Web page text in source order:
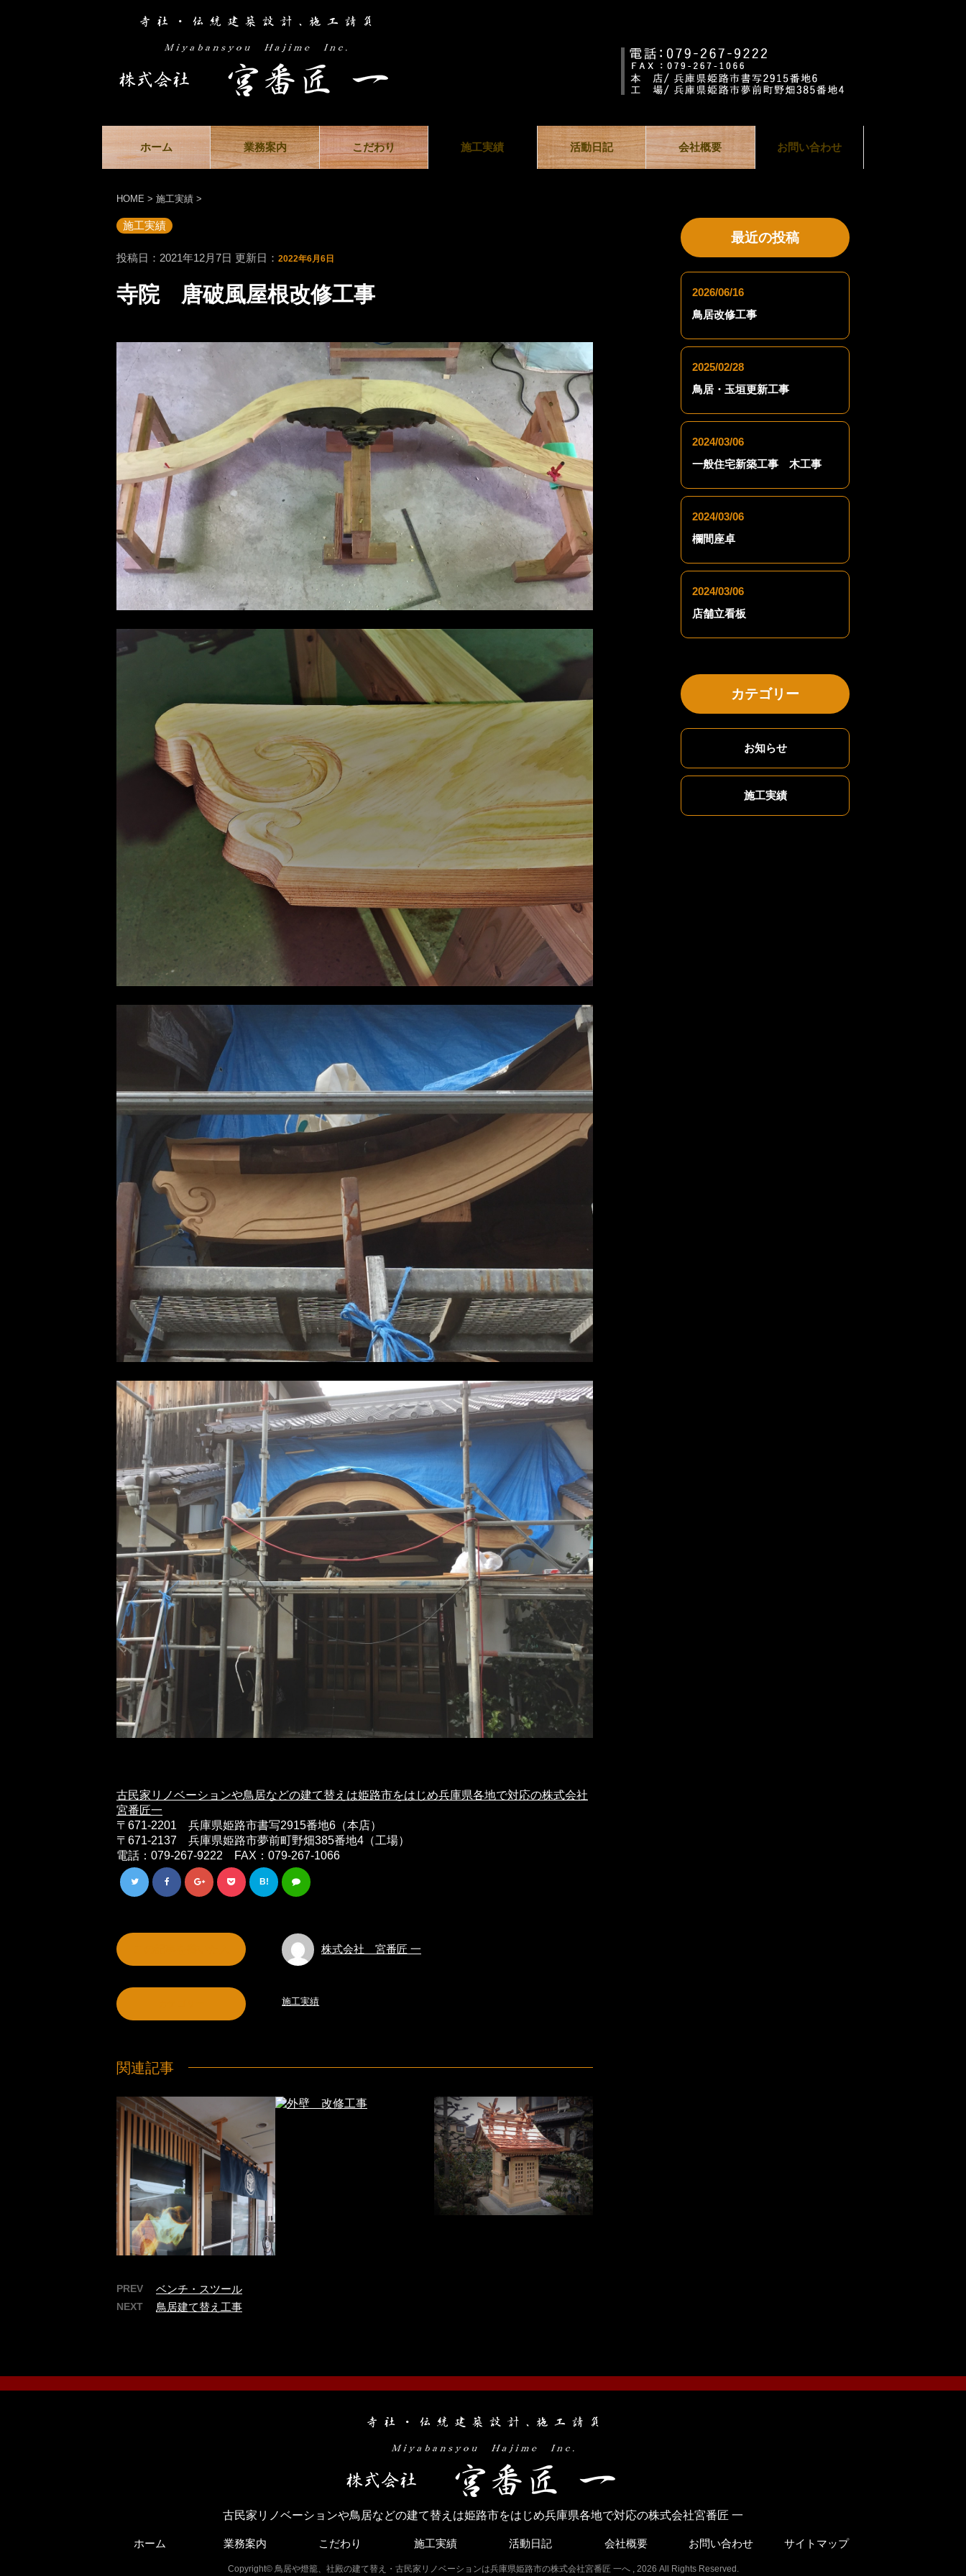
ホーム 業務案内 こだわり 施工実績 活動日記 会社概要 お問い合わせ
HOME > 施工実績 >
施工実績
投稿日：2021年12月7日 更新日： 2022年6月6日
寺院 唐破風屋根改修工事
古民家リノベーションや鳥居などの建て替えは姫路市をはじめ兵庫県各地で対応の株式会社
宮番匠一
〒671-2201 兵庫県姫路市書写2915番地6（本店）
〒671-2137 兵庫県姫路市夢前町野畑385番地4（工場）
電話：079-267-9222 FAX：079-267-1066
B!
株式会社 宮番匠 一
施工実績
関連記事
店舗看板
PREV ベンチ・スツール
NEXT 鳥居建て替え工事
最近の投稿
2026/06/16
鳥居改修工事
2025/02/28
鳥居・玉垣更新工事
2024/03/06
一般住宅新築工事 木工事
2024/03/06
欄間座卓
2024/03/06
店舗立看板
カテゴリー
お知らせ
施工実績
古民家リノベーションや鳥居などの建て替えは姫路市をはじめ兵庫県各地で対応の株式会社宮番匠 一
ホーム 業務案内 こだわり 施工実績 活動日記 会社概要 お問い合わせ サイトマップ
Copyright© 鳥居や燈籠、社殿の建て替え・古民家リノベーションは兵庫県姫路市の株式会社宮番匠 一へ , 2026 All Rights Reserved.